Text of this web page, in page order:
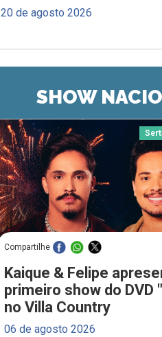
20 de agosto 2026
SHOW
Compartilhe
Kaique & Felipe
primeiro show do DVD
no Villa Country
06 de agosto 2026